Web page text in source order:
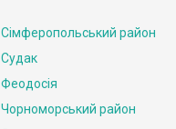
Сімферопольський район
Судак
Феодосія
Чорноморський район